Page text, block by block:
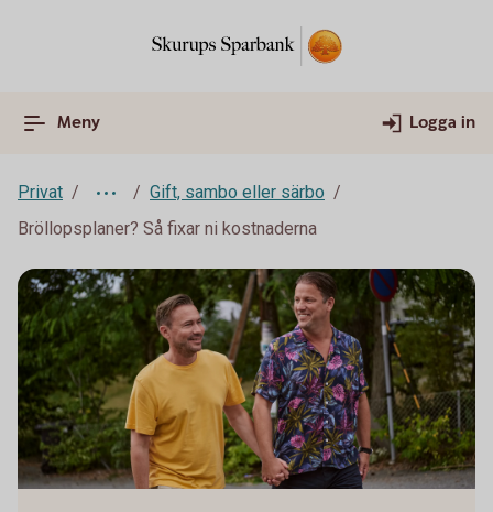
Meny Logga in
Privat
Gift, sambo eller särbo
Bröllopsplaner? Så fixar ni kostnaderna